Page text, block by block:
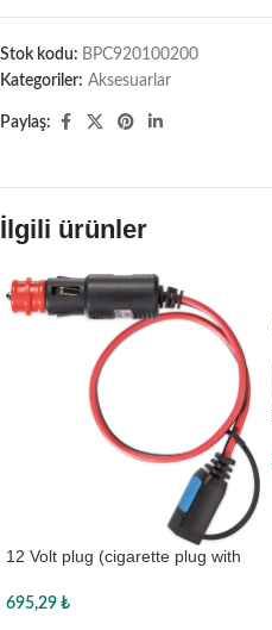
Stok kodu: BPC920100200
Kategoriler: Aksesuarlar
Paylaş:
İlgili ürünler
12 Volt plug (cigarette plug with
695,29 ₺